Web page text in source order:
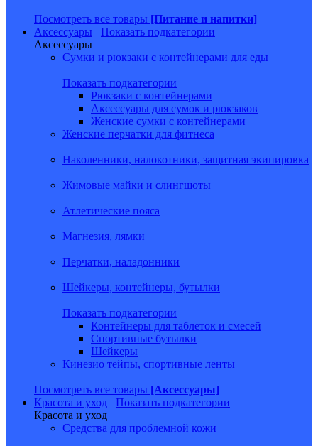
Посмотреть все товары [Питание и напитки]
Аксессуары
Показать подкатегории
Аксессуары
Сумки и рюкзаки с контейнерами для еды
Показать подкатегории
Рюкзаки с контейнерами
Аксессуары для сумок и рюкзаков
Женские сумки с контейнерами
Женские перчатки для фитнеса
Наколенники, налокотники, защитная экипировка
Жимовые майки и слингшоты
Атлетические пояса
Магнезия, лямки
Перчатки, наладонники
Шейкеры, контейнеры, бутылки
Показать подкатегории
Контейнеры для таблеток и смесей
Спортивные бутылки
Шейкеры
Кинезио тейпы, спортивные ленты
Посмотреть все товары [Аксессуары]
Красота и уход
Показать подкатегории
Красота и уход
Средства для проблемной кожи